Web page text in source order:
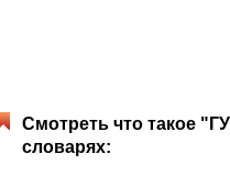
Смотреть что такое
словарях: